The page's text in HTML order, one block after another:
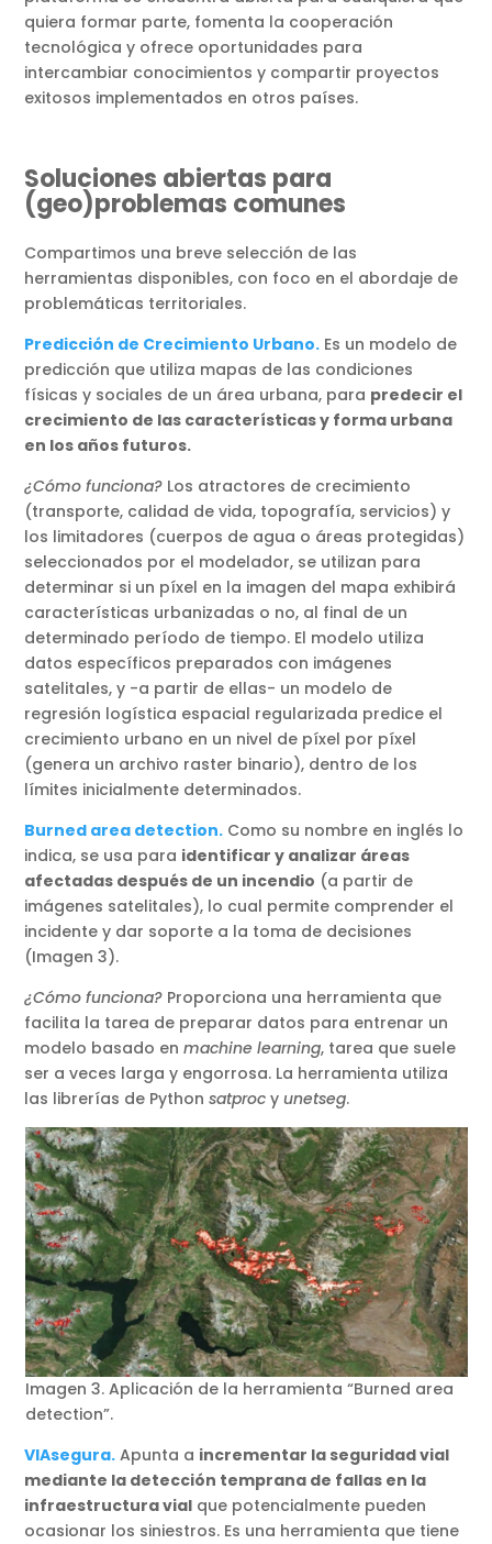
quiera formar parte, fomenta la cooperación
tecnológica y ofrece oportunidades para
intercambiar conocimientos y compartir proyectos
exitosos implementados en otros países.
Soluciones abiertas para
(geo)problemas comunes
Compartimos una breve selección de las
herramientas disponibles, con foco en el abordaje de
problemáticas territoriales.
Predicción de Crecimiento Urbano. Es un modelo de
predicción que utiliza mapas de las condiciones
físicas y sociales de un área urbana, para predecir el
crecimiento de las características y forma urbana
en los años futuros.
¿Cómo funciona? Los atractores de crecimiento
(transporte, calidad de vida, topografía, servicios) y
los limitadores (cuerpos de agua o áreas protegidas)
seleccionados por el modelador, se utilizan para
determinar si un píxel en la imagen del mapa exhibirá
características urbanizadas o no, al final de un
determinado período de tiempo. El modelo utiliza
datos específicos preparados con imágenes
satelitales, y -a partir de ellas- un modelo de
regresión logística espacial regularizada predice el
crecimiento urbano en un nivel de píxel por píxel
(genera un archivo raster binario), dentro de los
límites inicialmente determinados.
Burned area detection. Como su nombre en inglés lo
indica, se usa para identificar y analizar áreas
afectadas después de un incendio (a partir de
imágenes satelitales), lo cual permite comprender el
incidente y dar soporte a la toma de decisiones
(Imagen 3).
¿Cómo funciona? Proporciona una herramienta que
facilita la tarea de preparar datos para entrenar un
modelo basado enmachine learning, tarea que suele
ser a veces larga y engorrosa. La herramienta utiliza
las librerías de Pythonsatproc yunetseg.
Imagen 3. Aplicación de la herramienta “Burned area
detection”.
VIAsegura. Apunta a incrementar la seguridad vial
mediante la detección temprana de fallas en la
infraestructura vial que potencialmente pueden
ocasionar los siniestros. Es una herramienta que tiene